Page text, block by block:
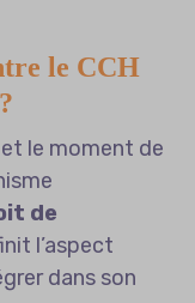
le CCH
le moment de
de
l’aspect
dans son